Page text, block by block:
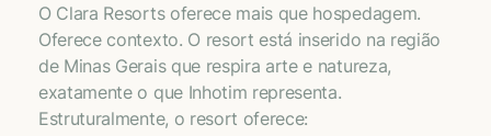
O Clara Resorts oferece mais que hospedagem.
Oferece contexto. O resort está inserido na região
de Minas Gerais que respira arte e natureza,
exatamente o que Inhotim representa.
Estruturalmente, o resort oferece: